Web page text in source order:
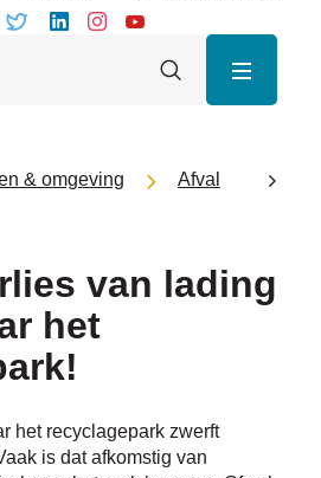
ons
Volg
Volg Volg ons
Instagram
Volg
Youtube Zoeken
MENU
scroll
& omgeving Afval
van lading
het
het recyclagepark zwerft
is dat afkomstig van